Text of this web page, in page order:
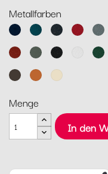
Metallfarben
AbyssblauAcapulcoblau
Anthrazit
Chili
OckerRosmarin
Lakritz
TonkaKandierte
Latte-
Menge
In den